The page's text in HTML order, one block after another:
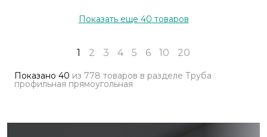
Показать еще 40 товаров
1 2 3 4 5 6 10 20
Показано 40 из 778 товаров в разделе Труба
профильная прямоугольная